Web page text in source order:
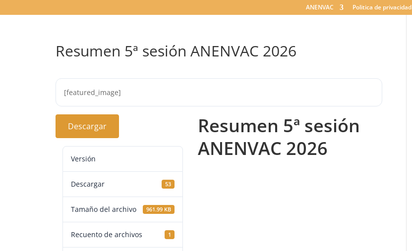
ANENVAC Politica de privacidad
Resumen 5ª sesión ANENVAC 2026
[featured_image]
Descargar
Versión
Descargar 53
Tamaño del archivo 961.99 KB
Recuento de archivos 1
Resumen 5ª sesión
ANENVAC 2026